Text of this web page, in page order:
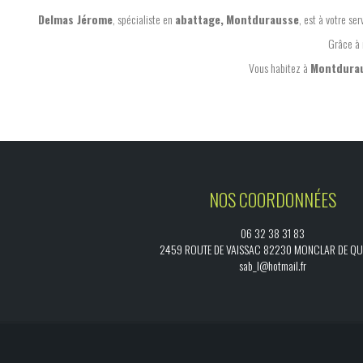
Delmas Jérome , spécialiste en abattage,Montdurausse , est à votre
Grâce
Vous habitez à
NOS COORDONNÉES
06 32 38 31 83
2459 ROUTE DE VAISSAC 82230 MONCLAR DE
sab_l@hotmail.fr